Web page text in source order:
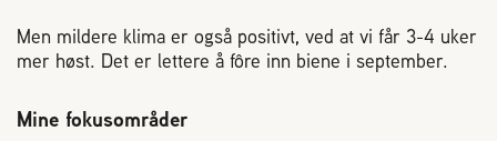
Men mildere klima er også positivt, ved at vi får 3-4 uker
mer høst. Det er lettere å fôre inn biene i september.
Mine fokusområder